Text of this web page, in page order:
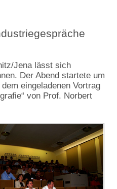
Jena lässt sich
Der Abend startete um
eingeladenen Vortrag
von Prof. Norbert